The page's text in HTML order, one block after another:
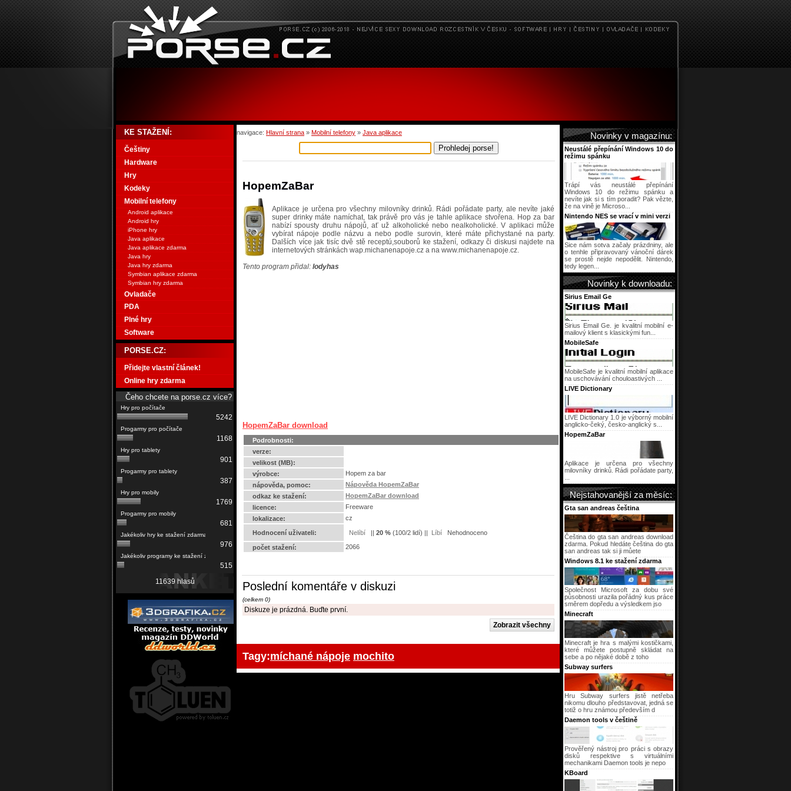
navigace: Hlavní strana » Mobilní telefony » Java aplikace
HopemZaBar
Aplikace je určena pro všechny milovníky drinků. Rádi pořádate party, ale nevíte jaké
super drinky máte namíchat, tak právě pro vás je tahle aplikace stvořena. Hop za bar
nabízí spousty druhu nápojů, ať už alkoholické nebo nealkoholické. V aplikaci může
vybírat nápoje podle názvu a nebo podle surovin, které máte přichystané na party.
Dalších více jak tisíc dvě stě receptú,souborů ke stažení, odkazy či diskusi najdete na
internetových stránkách wap.michanenapoje.cz a na www.michanenapoje.cz.
Tento program přidal: lodyhas
HopemZaBar download
Podrobnosti:
verze:
velikost (MB):
výrobce:
Hopem za bar
nápověda, pomoc:
Nápověda HopemZaBar
odkaz ke stažení:
HopemZaBar download
licence:
Freeware
lokalizace:
cz
Hodnocení uživateli: || 20 % (100/2 lidí) || Nehodnoceno
počet stažení: 2066
Poslední komentáře v diskuzi
(celkem 0)
Diskuze je prázdná. Buďte první.
Tagy:míchané nápoje mochito
KE STAŽENÍ:
Češtiny
Hardware
Hry
Kodeky
Mobilní telefony
Android aplikace
Android hry
iPhone hry
Java aplikace
Java aplikace zdarma
Java hry
Java hry zdarma
Symbian aplikace zdarma
Symbian hry zdarma
Ovladače
PDA
Plné hry
Software
PORSE.CZ:
Přidejte vlastní článek!
Online hry zdarma
Čeho chcete na porse.cz více?
5242
1168
901
387
1769
681
976
515
11639 hlasů
Novinky v magazínu:
Neustálé přepínání Windows 10 do
režimu spánku
Trápí vás neustálé přepínání
Windows 10 do režimu spánku a
nevíte jak si s tím poradit? Pak vězte,
že na vině je Microso...
Nintendo NES se vrací v mini verzi
Sice nám sotva začaly prázdniny, ale
o tenhle připravovaný vánoční dárek
se prostě nejde nepodělit. Nintendo,
tedy legen...
Novinky k downloadu:
Sirius Email Ge
Sirius Email Ge. je kvalitní mobilní e-
mailový klient s klasickými fun...
MobileSafe
MobileSafe je kvalitní mobilní aplikace
na uschovávání chouloastivých ...
LIVE Dictionary
LIVE Dictionary 1.0 je výborný mobilní
anglicko-čeký, česko-anglický s...
HopemZaBar
Aplikace je určena pro všechny
milovníky drinků. Rádi pořádate party,
Nejstahovanější za měsíc:
Gta san andreas čeština
Čeština do gta san andreas download
zdarma. Pokud hledáte čeština do gta
san andreas tak si ji můete
Windows 8.1 ke stažení zdarma
Společnost Microsoft za dobu své
působnosti urazila pořádný kus práce
směrem dopředu a výsledkem jso
Minecraft
Minecraft je hra s malými kostičkami,
které můžete postupně skládat na
sebe a po nějaké době z toho
Subway surfers
Hru Subway surfers jistě netřeba
nikomu dlouho představovat, jedná se
totiž o hru známou především d
Daemon tools v češtině
Prověřený nástroj pro práci s obrazy
disků respektive s virtuálními
mechanikami Daemon tools je nepo
KBoard